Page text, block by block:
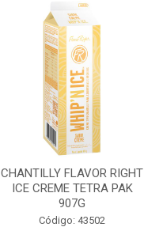
CHANTILLY FLAVOR RIGHT
ICE CREME TETRA PAK
907G
Código: 43502